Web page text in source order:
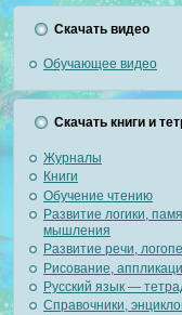
Скачать видео
Обучающее видео
Скачать книги и
Журналы
Книги
Обучение чтению
Развитие логики,
мышления
Развитие речи,
Рисование,
Русский язык —
Справочники,